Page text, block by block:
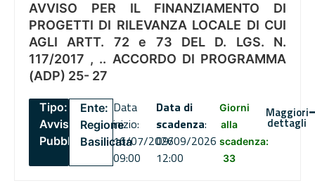
AVVISO PER IL FINANZIAMENTO DI
PROGETTI DI RILEVANZA LOCALE DI CUI
AGLI ARTT. 72 e 73 DEL D. LGS. N.
117/2017 , .. ACCORDO DI PROGRAMMA
(ADP) 25- 27
Tipo:
Avviso
Pubblico
Ente:
Regione
Basilicata
Data
inizio:
16/07/2026
09:00
Data di
scadenza:
09/09/2026
12:00
Giorni
alla
scadenza:
33
Maggiori
dettagli